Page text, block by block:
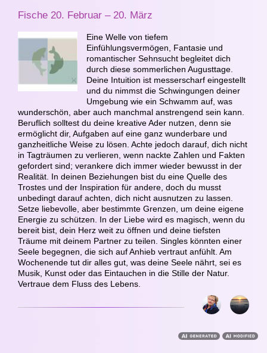
Fische 20. Februar – 20. März
Eine Welle von tiefem
Einfühlungsvermögen, Fantasie und
romantischer Sehnsucht begleitet dich
durch diese sommerlichen Augusttage.
Deine Intuition ist messerscharf eingestellt
und du nimmst die Schwingungen deiner
Umgebung wie ein Schwamm auf, was
wunderschön, aber auch manchmal anstrengend sein kann.
Beruflich solltest du deine kreative Ader nutzen, denn sie
ermöglicht dir, Aufgaben auf eine ganz wunderbare und
ganzheitliche Weise zu lösen. Achte jedoch darauf, dich nicht
in Tagträumen zu verlieren, wenn nackte Zahlen und Fakten
gefordert sind; verankere dich immer wieder bewusst in der
Realität. In deinen Beziehungen bist du eine Quelle des
Trostes und der Inspiration für andere, doch du musst
unbedingt darauf achten, dich nicht ausnutzen zu lassen.
Setze liebevolle, aber bestimmte Grenzen, um deine eigene
Energie zu schützen. In der Liebe wird es magisch, wenn du
bereit bist, dein Herz weit zu öffnen und deine tiefsten
Träume mit deinem Partner zu teilen. Singles könnten einer
Seele begegnen, die sich auf Anhieb vertraut anfühlt. Am
Wochenende tut dir alles gut, was deine Seele nährt, sei es
Musik, Kunst oder das Eintauchen in die Stille der Natur.
Vertraue dem Fluss des Lebens.